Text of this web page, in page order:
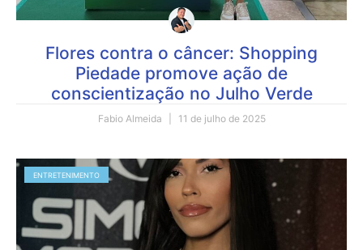
Flores contra o câncer: Shopping
Piedade promove ação de
conscientização no Julho Verde
Fabio Almeida 11 de julho de 2025
ENTRETENIMENTO